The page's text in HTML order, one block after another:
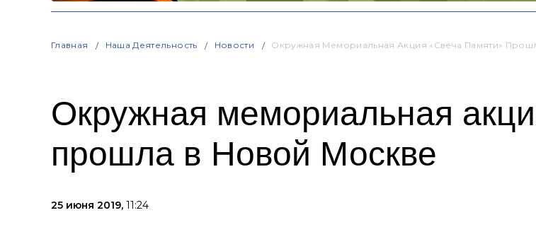
Главная Наша Деятельность Новости Окружная Мемориальная Акция «Свеча Памяти»
Окружная мемориальная
прошла в Новой Москве
25 июня 2019, 11:24